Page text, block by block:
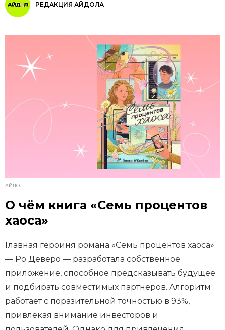
РЕДАКЦИЯ АЙДОЛА
АЙДОЛ
О чём книга «Семь процентов
хаоса»
Главная героиня романа «Семь процентов хаоса»
— Ро Деверо — разработала собственное
приложение, способное предсказывать будущее
и подбирать совместимых партнеров. Алгоритм
работает с поразительной точностью в 93%,
привлекая внимание инвесторов и